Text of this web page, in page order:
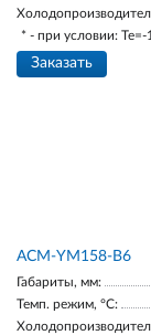
* - при условии: Te=-
Заказать
АСМ-YM158-В6
Габариты, мм:
Темп. режим, °С: